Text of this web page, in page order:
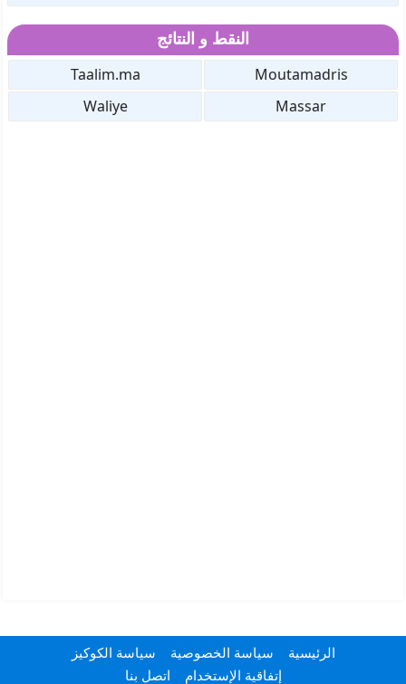
النقط و النتائج
Moutamadris
Taalim.ma
Massar
Waliye
الرئيسية سياسة الخصوصية
سياسة الكوكيز
إتفاقية الإستخدام
اتصل بنا